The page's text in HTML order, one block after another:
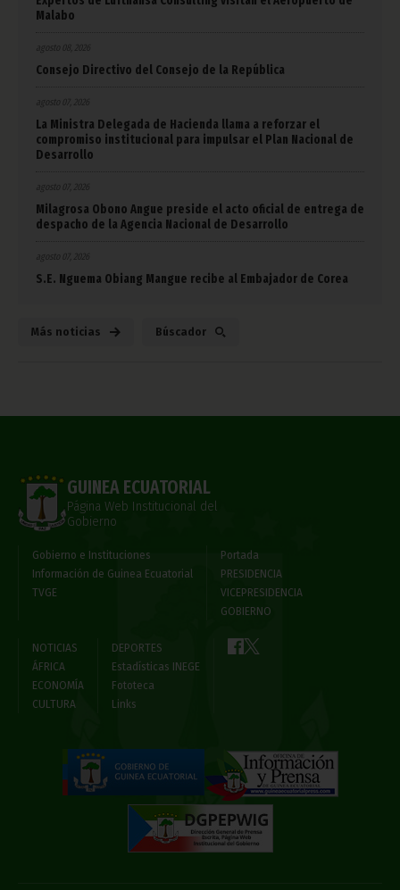
Malabo
agosto 08, 2026
Consejo Directivo del Consejo de la República
agosto 07, 2026
La Ministra Delegada de Hacienda llama a reforzar el
compromiso institucional para impulsar el Plan Nacional de
Desarrollo
agosto 07, 2026
Milagrosa Obono Angue preside el acto oficial de entrega de
despacho de la Agencia Nacional de Desarrollo
agosto 07, 2026
S.E. Nguema Obiang Mangue recibe al Embajador de Corea
Más noticias Búscador
GUINEA ECUATORIAL
Página Web Institucional del
Gobierno
Gobierno e Instituciones
Información de Guinea Ecuatorial
TVGE
Portada
PRESIDENCIA
VICEPRESIDENCIA
GOBIERNO
NOTICIAS
ÁFRICA
ECONOMÍA
CULTURA
DEPORTES
Estadísticas INEGE
Fototeca
Links